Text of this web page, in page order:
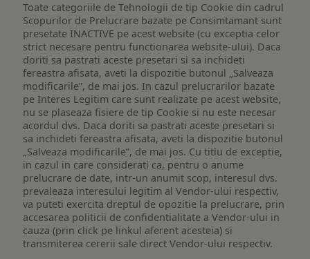
Toate categoriile de Tehnologii de tip Cookie din cadrul
Scopurilor de Prelucrare bazate pe Consimtamant sunt
presetate INACTIVE pe acest website (cu exceptia celor
strict necesare pentru functionarea website-ului). Daca
doriti sa pastrati aceste presetari si sa inchideti
fereastra afisata, aveti la dispozitie butonul „Salveaza
modificarile”, de mai jos. In cazul prelucrarilor bazate
pe Interes Legitim care sunt realizate pe acest website,
nu se plaseaza fisiere de tip Cookie si nu este necesar
acordul dvs. Daca doriti sa pastrati aceste presetari si
sa inchideti fereastra afisata, aveti la dispozitie butonul
„Salveaza modificarile”, de mai jos. Cu titlu de exceptie,
in cazul in care considerati ca, pentru o anume
prelucrare de date, intr-un anumit scop, interesul dvs.
prevaleaza interesului legitim al Vendor-ului respectiv,
va puteti exercita dreptul de opozitie la prelucrare, prin
accesarea politicii de confidentialitate a Vendor-ului in
cauza (prin click pe linkul aferent acesteia) si
transmiterea cererii sale direct Vendor-ului respectiv.